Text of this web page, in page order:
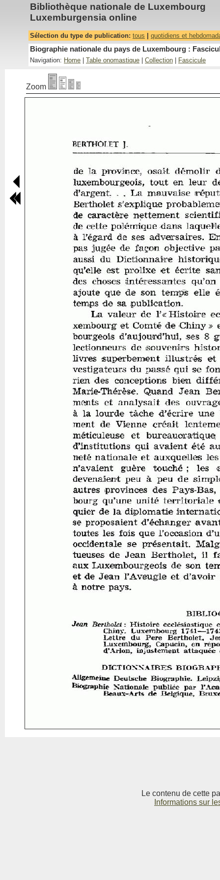
Bibliothèque nationale de Luxembourg
Luxemburgensia online
Sélection du type de publication: tous quotidiens et
Biographie nationale du pays de Luxembourg :
Navigation: Home Table onomastique Collection Fascicule
Zoom
Le contenu de cette
Informations sur